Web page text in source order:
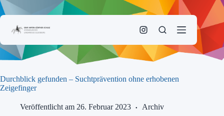
Zum
Inhalt
Durchblick gefunden – Suchtprävention ohne erhobenen
Zeigefinger
Veröffentlicht am 26. Februar 2023 Archiv